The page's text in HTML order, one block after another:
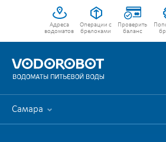
Адреса
водоматов
Операции с
брелоками
Проверить
баланс
Самара